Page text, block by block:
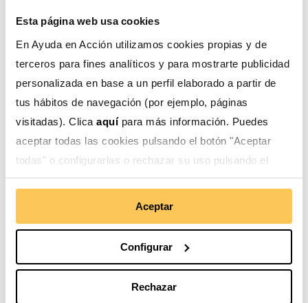
Esta página web usa cookies
En Ayuda en Acción utilizamos cookies propias y de
terceros para fines analíticos y para mostrarte publicidad
personalizada en base a un perfil elaborado a partir de
tus hábitos de navegación (por ejemplo, páginas
visitadas). Clica aquí para más información. Puedes
aceptar todas las cookies pulsando el botón "Aceptar
todas" o configurarlas o rechazar su uso pulsando el
botón "Configurar".
Aceptar
Configurar
Rechazar
compartido, confianza mutua, compromiso a largo
generación y medición de impacto.
Financiación institucional
Con la colaboración estratégica de instituciones
públicas y actores del sector privado, en particular
agencias de cooperación para el desarrollo, podemos
ampliar nuestro impacto. Mediante un enfoque